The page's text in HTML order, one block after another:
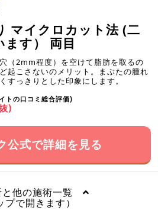
マイクロカット法 (二
ます） 両目
（2mm程度）を空けて脂肪を取るの
起こさないのメリット。まぶたの腫れ
すっきりとした印象にします。
トの口コミ総合評価)
)
公式で詳細を見る
と他の施術一覧
プで開きます）